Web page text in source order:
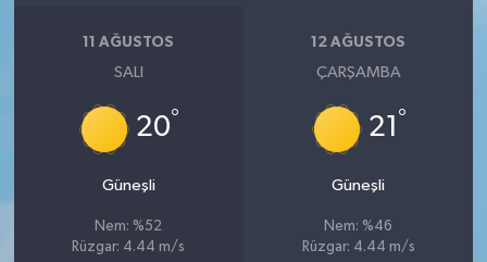
11 AĞUSTOS
SALI
20°
Güneşli
Nem: %52
Rüzgar: 4.44 m/s
12 AĞUSTOS
ÇARŞAMBA
21 °
Güneşli
Nem: %46
Rüzgar: 4.44 m/s